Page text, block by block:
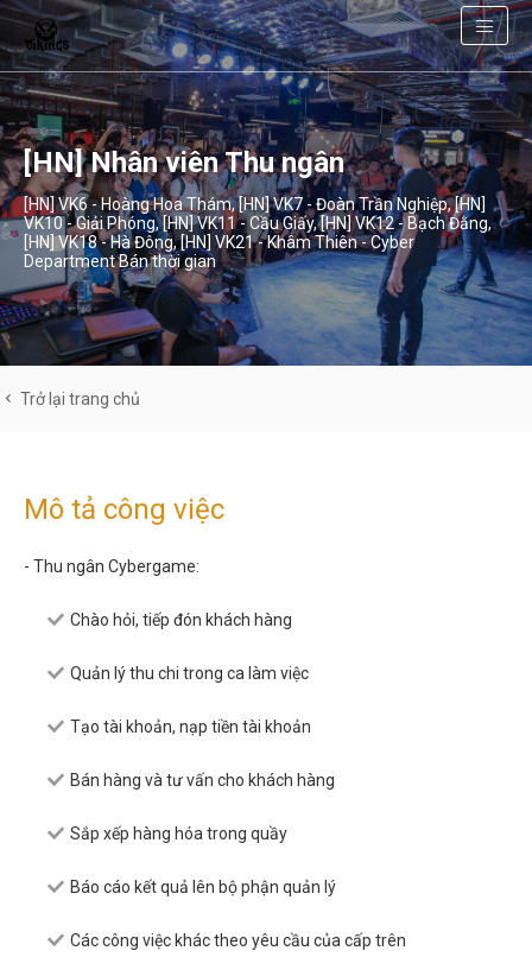
[HN] Nhân viên Thu ngân
[HN] VK6 - Hoàng Hoa Thám,[HN] VK7 - Đoàn Trần Nghiệp,[HN]
VK10 - Giải Phóng,[HN] VK11 - Cầu Giấy,[HN] VK12 - Bạch Đằng,
[HN] VK18 - Hà Đông,[HN] VK21 - Khâm Thiên-Cyber
DepartmentBán thời gian
Trở lại trang chủ
Mô tả công việc
- Thu ngân Cybergame:
Chào hỏi, tiếp đón khách hàng
Quản lý thu chi trong ca làm việc
Tạo tài khoản, nạp tiền tài khoản
Bán hàng và tư vấn cho khách hàng
Sắp xếp hàng hóa trong quầy
Báo cáo kết quả lên bộ phận quản lý
Các công việc khác theo yêu cầu của cấp trên